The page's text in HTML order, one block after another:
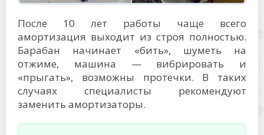
После 10 лет работы чаще всего
амортизация выходит из строя полностью.
Барабан начинает «бить», шуметь на
отжиме, машина — вибрировать и
«прыгать», возможны протечки. В таких
случаях специалисты рекомендуют
заменить амортизаторы.